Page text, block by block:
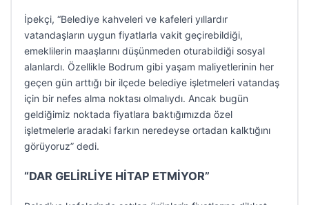
İpekçi, “Belediye kahveleri ve kafeleri yıllardır
vatandaşların uygun fiyatlarla vakit geçirebildiği,
emeklilerin maaşlarını düşünmeden oturabildiği sosyal
alanlardı. Özellikle Bodrum gibi yaşam maliyetlerinin her
geçen gün arttığı bir ilçede belediye işletmeleri vatandaş
için bir nefes alma noktası olmalıydı. Ancak bugün
geldiğimiz noktada fiyatlara baktığımızda özel
işletmelerle aradaki farkın neredeyse ortadan kalktığını
görüyoruz” dedi.
“DAR GELİRLİYE HİTAP ETMİYOR”